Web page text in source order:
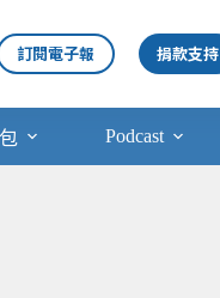
訂閱電子報 捐款支持
Podcast